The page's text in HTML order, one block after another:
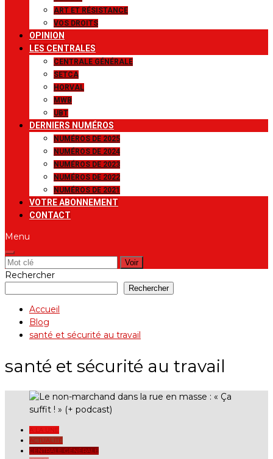
ART ET RÉSISTANCE
VOS DROITS
OPINION
LES CENTRALES
CENTRALE GÉNÉRALE
SETCA
HORVAL
MWB
UBT
DERNIERS NUMÉROS
NUMÉROS DE 2025
NUMÉROS DE 2024
NUMÉROS DE 2023
NUMÉROS DE 2022
NUMÉROS DE 2021
VOTRE ABONNEMENT
CONTACT
Menu
Rechercher:
Rechercher
Rechercher
Accueil
Blog
santé et sécurité au travail
santé et sécurité au travail
ACTUALITÉ
CENTRALE GÉNÉRALE